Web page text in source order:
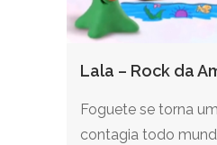
Lala – Rock da
Foguete se torna
contagia todo